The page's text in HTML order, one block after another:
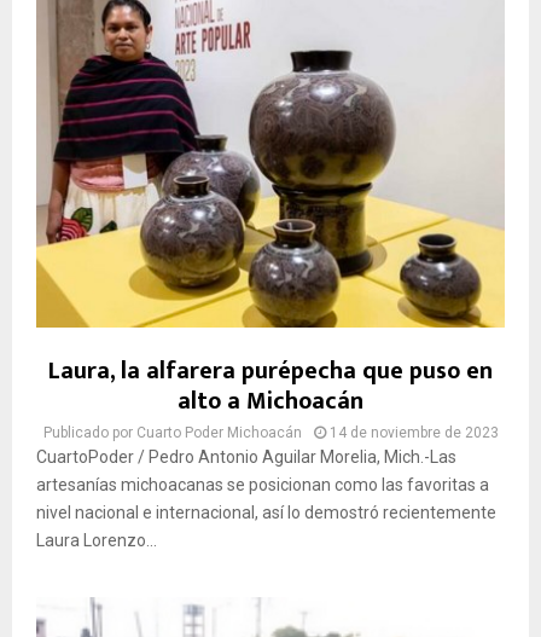
Laura, la alfarera purépecha que puso en
alto a Michoacán
Publicado por Cuarto Poder Michoacán 14 de noviembre de 2023
CuartoPoder / Pedro Antonio Aguilar Morelia, Mich.-Las
artesanías michoacanas se posicionan como las favoritas a
nivel nacional e internacional, así lo demostró recientemente
Laura Lorenzo...